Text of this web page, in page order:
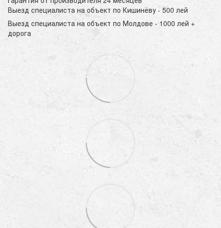
Выезд специалиста на объект по Кишинёву - 500 лей
Выезд специалиста на объект по Молдове - 1000 лей +
дорога